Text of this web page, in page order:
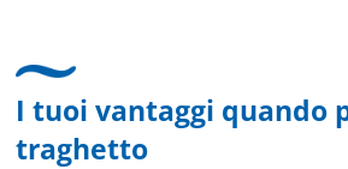
I tuoi vantaggi quando
traghetto